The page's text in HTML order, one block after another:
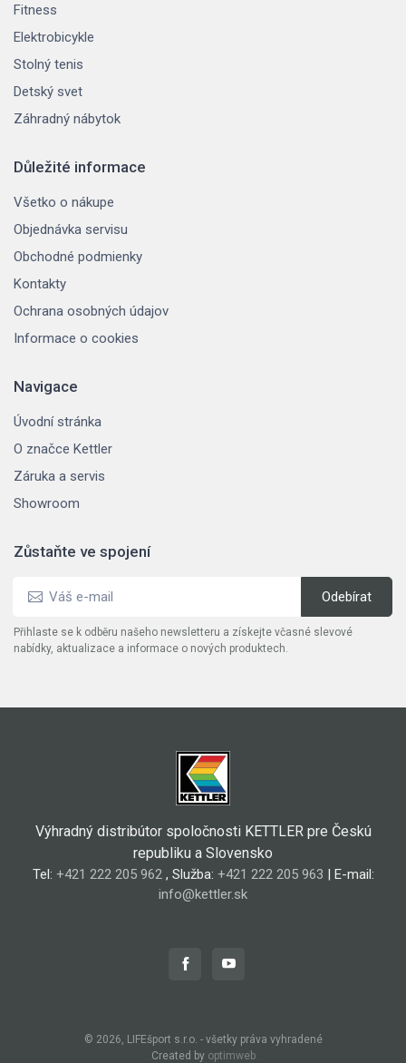
Fitness
Elektrobicykle
Stolný tenis
Detský svet
Záhradný nábytok
Důležité informace
Všetko o nákupe
Objednávka servisu
Obchodné podmienky
Kontakty
Ochrana osobných údajov
Informace o cookies
Navigace
Úvodní stránka
O značce Kettler
Záruka a servis
Showroom
Zůstaňte ve spojení
Přihlaste se k odběru našeho newsletteru a získejte včasné slevové
nabídky, aktualizace a informace o nových produktech.
Výhradný distribútor spoločnosti KETTLER pre Českú
republiku a Slovensko
Tel: +421 222 205 962, Služba: +421 222 205 963 | E-mail:
info@kettler.sk
© 2026, LIFEšport s.r.o. - všetky práva vyhradené
Created by optimweb